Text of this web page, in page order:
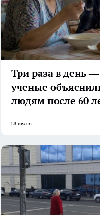
Три раза в день
ученые
людям после 60
18 июня